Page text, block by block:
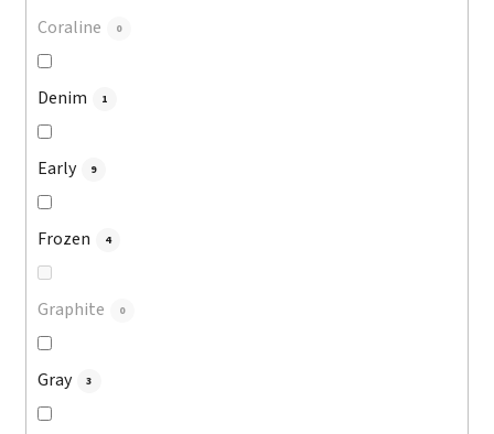
Coraline 0
Denim 1
Early 9
Frozen 4
Graphite 0
Gray 3